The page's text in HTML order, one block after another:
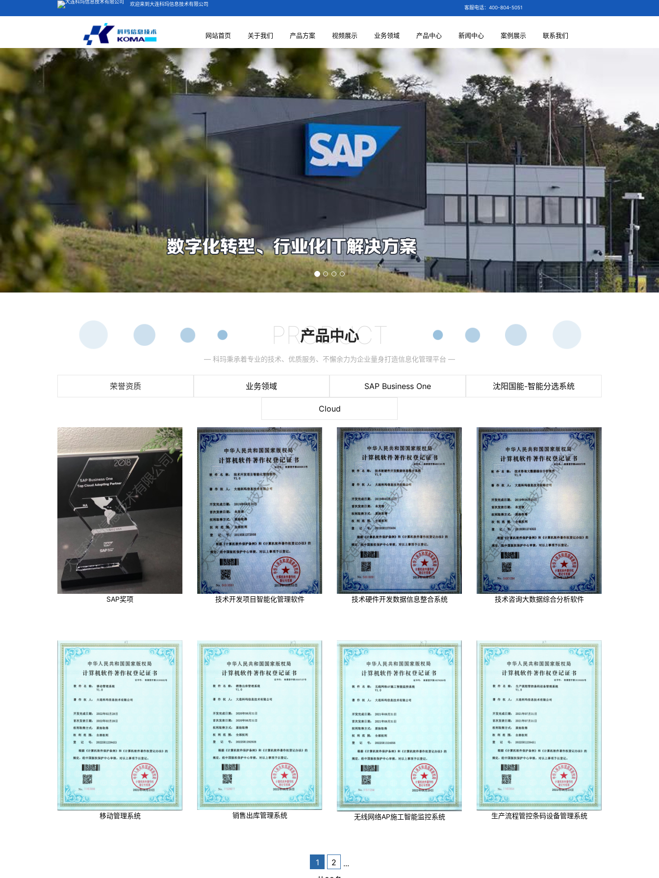
欢迎来到大连科玛信息技术有限公司
客服电话：400-804-5051
网站首页 关于我们 产品方案 视频展示 业务领域 产品中心 新闻中心 案例展示 联系我们
PRODUCT
— 科玛秉承着专业的技术、优质服务、不懈余力为企业量身打造信息化管理平台 —
产品中心
荣誉资质 业务领域 SAP Business One 沈阳国能-智能分选系统
Cloud
SAP奖项 技术开发项目智能化管理软件 技术硬件开发数据信息整合系统 技术咨询大数据综合分析软件
移动管理系统 销售出库管理系统 无线网络AP施工智能监控系统 生产流程管控条码设备管理系统
1 2
...